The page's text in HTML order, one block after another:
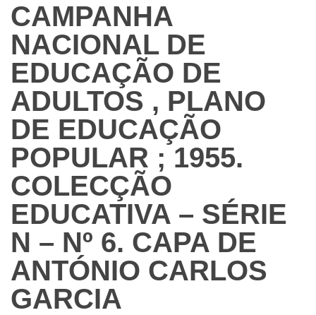
CAMPANHA
NACIONAL DE
EDUCAÇÃO DE
ADULTOS , PLANO
DE EDUCAÇÃO
POPULAR ; 1955.
COLECÇÃO
EDUCATIVA – SÉRIE
N – Nº 6. CAPA DE
ANTÓNIO CARLOS
GARCIA